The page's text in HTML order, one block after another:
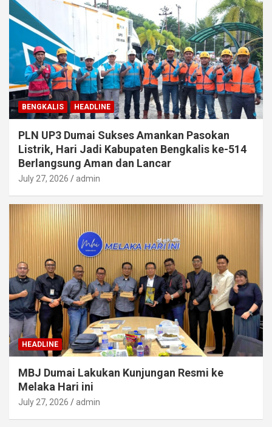
BENGKALIS HEADLINE
PLN UP3 Dumai Sukses Amankan Pasokan
Listrik, Hari Jadi Kabupaten Bengkalis ke-514
Berlangsung Aman dan Lancar
July 27, 2026 admin
HEADLINE
MBJ Dumai Lakukan Kunjungan Resmi ke
Melaka Hari ini
July 27, 2026 admin